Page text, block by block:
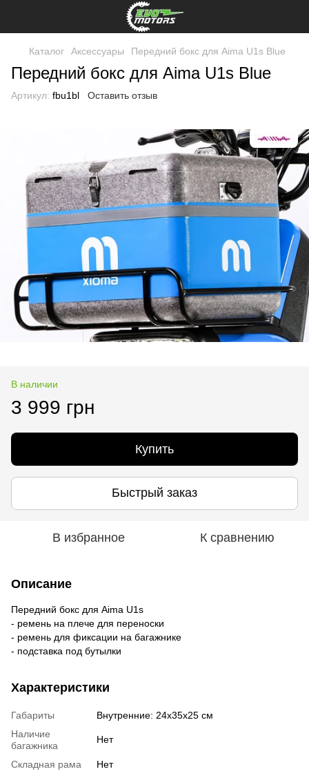
Каталог Аксессуары Передний бокс для Aima U1s Blue
Передний бокс для Aima U1s Blue
Артикул: fbu1bl Оставить отзыв
В наличии
3 999 грн
Купить
Быстрый заказ
В избранное К сравнению
Описание
Передний бокс для Aima U1s
- ремень на плече для переноски
- ремень для фиксации на багажнике
- подставка под бутылки
Характеристики
Габариты
Внутренние: 24х35х25 см
Наличие
багажника
Нет
Складная рама
Нет